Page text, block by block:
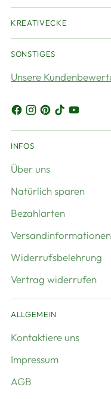
KREATIVECKE
SONSTIGES
Unsere
INFOS
Über uns
Natürlich sparen
Bezahlarten
Versandinformationen
Widerrufsbelehrung
Vertrag widerrufen
ALLGEMEIN
Kontaktiere uns
Impressum
AGB